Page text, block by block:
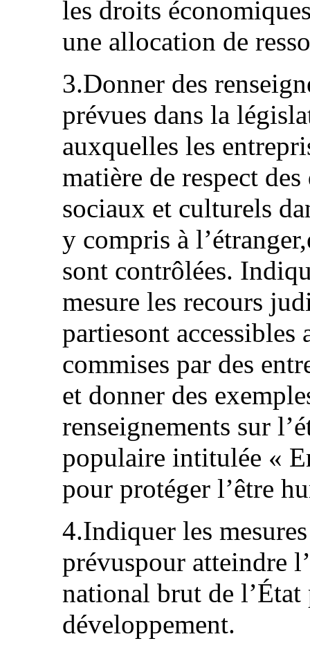
les droits
une allocation de
3.Donner des
prévues dans la
auxquelles les
matière de respect
sociaux et culturels
y compris à
sont contrôlées.
mesure les recours
partiesont
commises par des
et donner des
renseignements sur
populaire intitulée «
pour protéger l’être
4.Indiquer les
prévuspour atteindre
national brut de l’État
développement.